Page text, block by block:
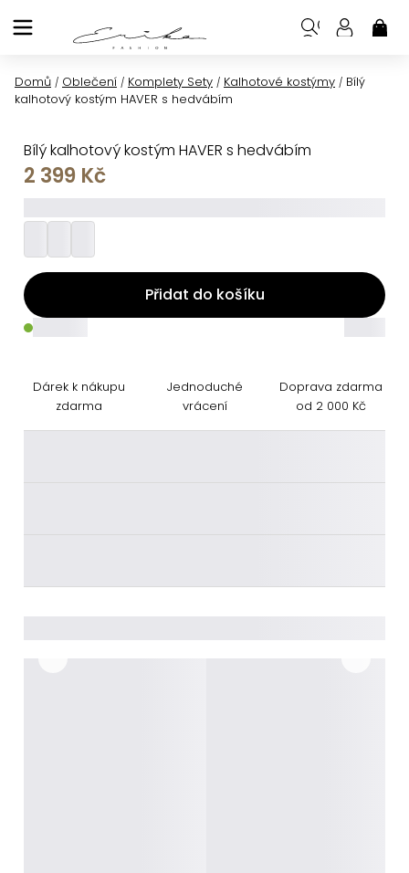
na
Domů / Oblečení / Komplety Sety / Kalhotové kostýmy / Bílý
kalhotový kostým HAVER s hedvábím
Bílý kalhotový kostým HAVER s hedvábím
2 399 Kč
Přidat do košíku
Dárek k nákupu
zdarma
Jednoduché
vrácení
Doprava zdarma
od 2 000 Kč